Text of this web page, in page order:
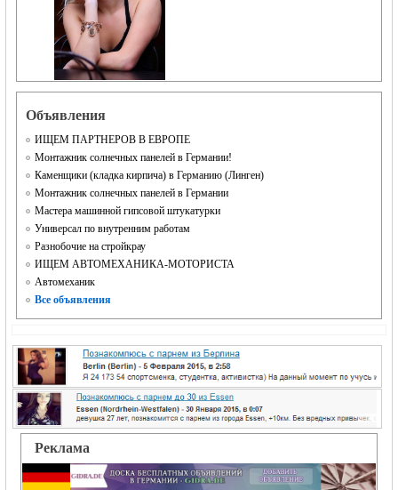
Объявления
ИЩЕМ ПАРТНЕРОВ В ЕВРОПЕ
Монтажник солнечных панелей в Германии!
Каменщики (кладка кирпича) в Германию (Линген)
Монтажник солнечных панелей в Германии
Мастера машинной гипсовой штукатурки
Универсал по внутренним работам
Разнобочие на стройкрау
ИЩЕМ АВТОМЕХАНИКА-МОТОРИСТА
Автомеханик
Все объявления
Реклама